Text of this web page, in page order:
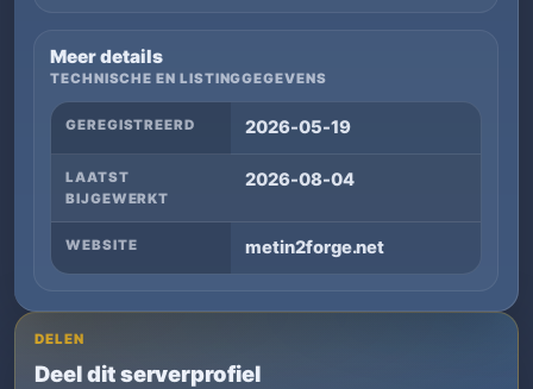
Meer details
TECHNISCHE EN LISTINGGEGEVENS
GEREGISTREERD 2026-05-19
LAATST
BIJGEWERKT
2026-08-04
WEBSITE metin2forge.net
DELEN
Deel dit serverprofiel